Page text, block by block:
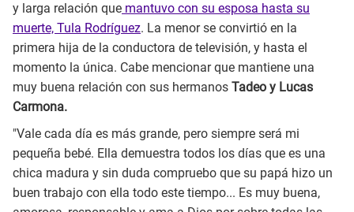
y larga relación que mantuvo con su esposa hasta su
muerte, Tula Rodríguez. La menor se convirtió en la
primera hija de la conductora de televisión, y hasta el
momento la única. Cabe mencionar que mantiene una
muy buena relación con sus hermanos Tadeo y Lucas
Carmona.
"Vale cada día es más grande, pero siempre será mi
pequeña bebé. Ella demuestra todos los días que es una
chica madura y sin duda compruebo que su papá hizo un
buen trabajo con ella todo este tiempo... Es muy buena,